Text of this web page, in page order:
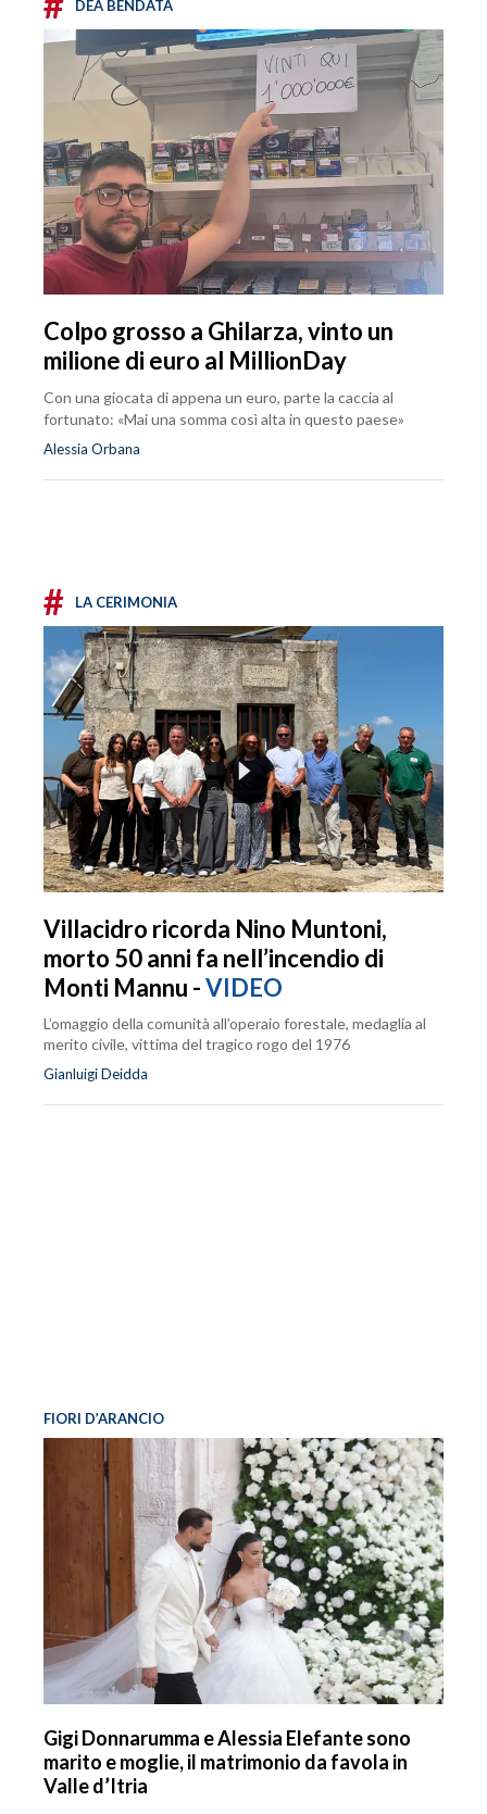
DEA BENDATA
Colpo grosso a Ghilarza, vinto un
milione di euro al MillionDay
Con una giocata di appena un euro, parte la caccia al
fortunato: «Mai una somma così alta in questo paese»
Alessia Orbana
# LA CERIMONIA
Villacidro ricorda Nino Muntoni,
morto 50 anni fa nell’incendio di
Monti Mannu -VIDEO
L’omaggio della comunità all’operaio forestale, medaglia al
merito civile, vittima del tragico rogo del 1976
Gianluigi Deidda
FIORI D’ARANCIO
Gigi Donnarumma e Alessia Elefante sono
marito e moglie, il matrimonio da favola in
Valle d’Itria